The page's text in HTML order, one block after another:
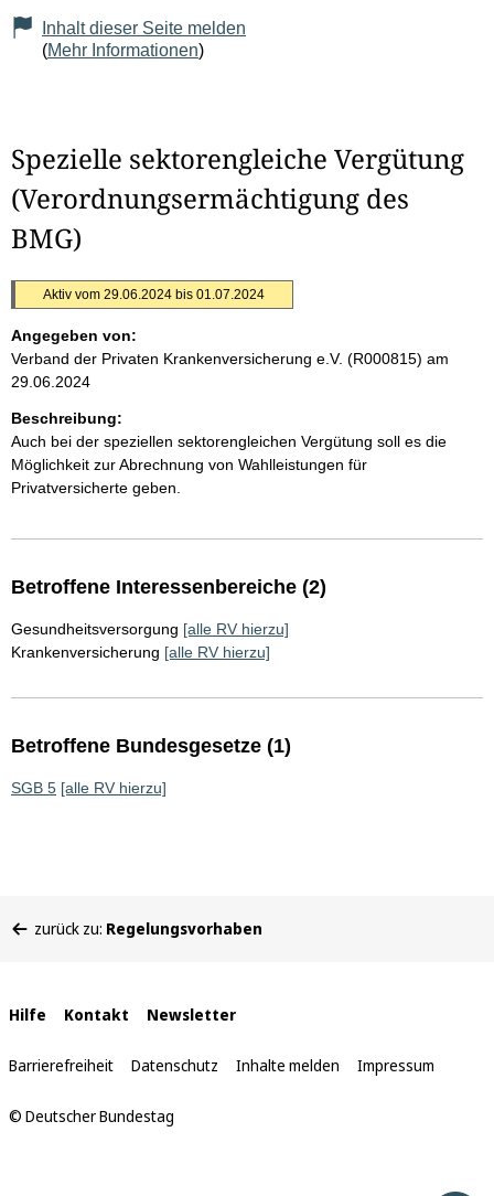
Inhalt dieser Seite melden
(Mehr Informationen)
Spezielle sektorengleiche Vergütung
(Verordnungsermächtigung des
BMG)
Aktiv vom 29.06.2024 bis 01.07.2024
Angegeben von:
Verband der Privaten Krankenversicherung e.V. (R000815) am
29.06.2024
Beschreibung:
Auch bei der speziellen sektorengleichen Vergütung soll es die
Möglichkeit zur Abrechnung von Wahlleistungen für
Privatversicherte geben.
Betroffene Interessenbereiche (2)
Gesundheitsversorgung [alle RV hierzu]
Krankenversicherung [alle RV hierzu]
Betroffene Bundesgesetze (1)
SGB 5 [alle RV hierzu]
befinden
zurück zu: Regelungsvorhaben
Interne
Links
Hilfe Kontakt Newsletter
Barrierefreiheit Datenschutz Inhalte melden Impressum
© Deutscher Bundestag